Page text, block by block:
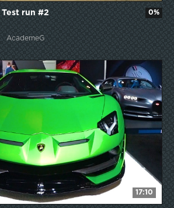
run #2
AcademeG
0%
17:10